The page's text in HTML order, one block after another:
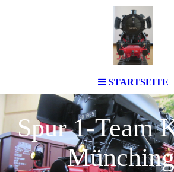
STARTSEITE
Spur 1-Team